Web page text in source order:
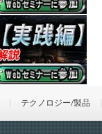
テクノロジー/製品